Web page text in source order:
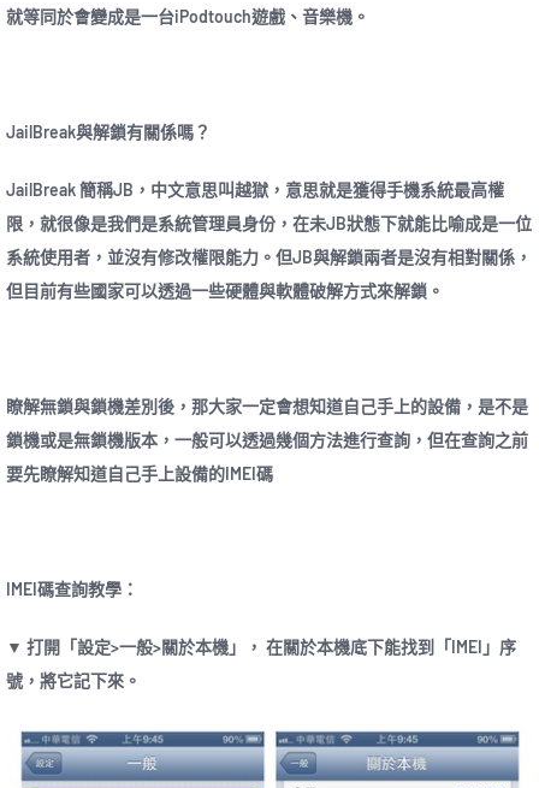
就等同於會變成是一台iPodtouch遊戲、音樂機。
JailBreak與解鎖有關係嗎？
JailBreak 簡稱JB，中文意思叫越獄，意思就是獲得手機系統最高權
限，就很像是我們是系統管理員身份，在未JB狀態下就能比喻成是一位
系統使用者，並沒有修改權限能力。但JB與解鎖兩者是沒有相對關係，
但目前有些國家可以透過一些硬體與軟體破解方式來解鎖。
瞭解無鎖與鎖機差別後，那大家一定會想知道自己手上的設備，是不是
鎖機或是無鎖機版本，一般可以透過幾個方法進行查詢，但在查詢之前
要先瞭解知道自己手上設備的IMEI碼
IMEI碼查詢教學：
▼ 打開「設定>一般>關於本機」， 在關於本機底下能找到「IMEI」序
號，將它記下來。